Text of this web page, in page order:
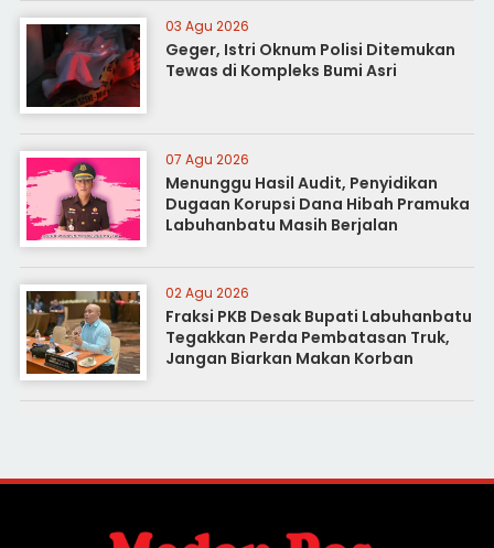
03 Agu 2026
Geger, Istri Oknum Polisi Ditemukan
Tewas di Kompleks Bumi Asri
07 Agu 2026
Menunggu Hasil Audit, Penyidikan
Dugaan Korupsi Dana Hibah Pramuka
Labuhanbatu Masih Berjalan
02 Agu 2026
Fraksi PKB Desak Bupati Labuhanbatu
Tegakkan Perda Pembatasan Truk,
Jangan Biarkan Makan Korban